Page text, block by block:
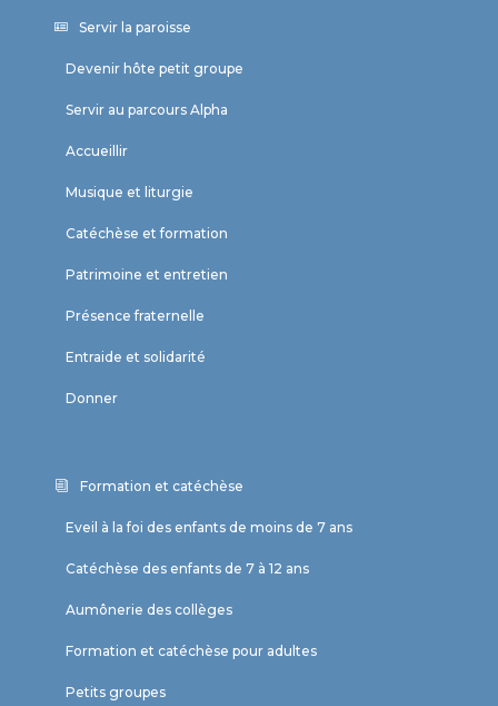
Servir la paroisse
Devenir hôte petit groupe
Servir au parcours Alpha
Accueillir
Musique et liturgie
Catéchèse et formation
Patrimoine et entretien
Présence fraternelle
Entraide et solidarité
Donner
Formation et catéchèse
Eveil à la foi des enfants de moins de 7 ans
Catéchèse des enfants de 7 à 12 ans
Aumônerie des collèges
Formation et catéchèse pour adultes
Petits groupes